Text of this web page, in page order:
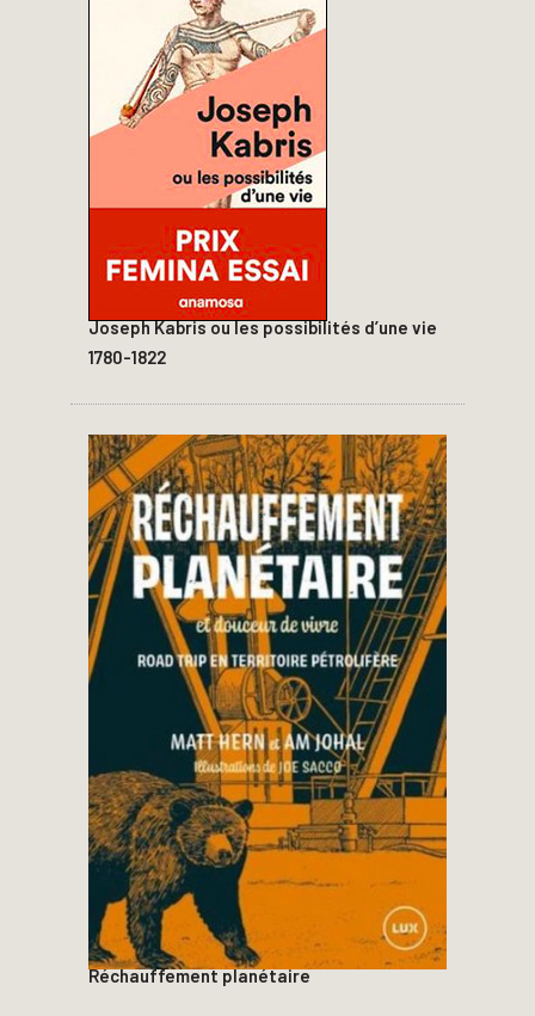
Joseph Kabris ou les possibilités d’une vie
1780-1822
Réchauffement planétaire